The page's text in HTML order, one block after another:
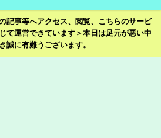
記事等へアクセス、閲覧、こちらのサービ
て運営できています＞本日は足元が悪い中
誠に有難うございます。